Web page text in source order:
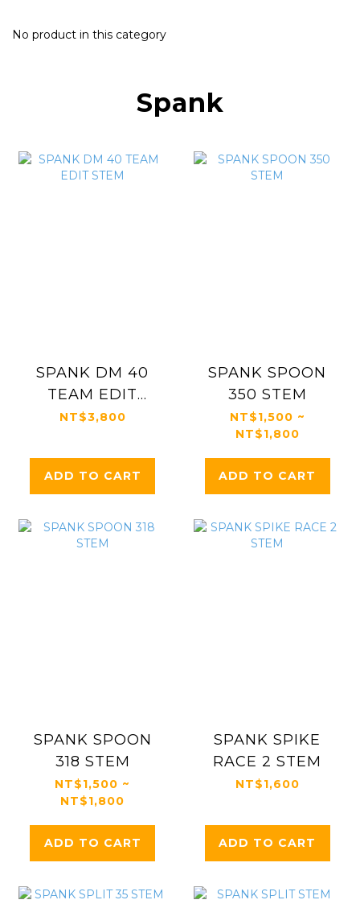
No product in this category
Spank
SPANK DM 40
TEAM EDIT
STEM
NT$3,800
ADD TO CART
SPANK SPOON
350 STEM
NT$1,500 ~
NT$1,800
ADD TO CART
SPANK SPOON
318 STEM
NT$1,500 ~
NT$1,800
ADD TO CART
SPANK SPIKE
RACE 2 STEM
NT$1,600
ADD TO CART